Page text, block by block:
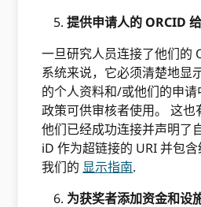
提供申请人的 ORCID
一旦研究人员连接了他们的
系统来说，它必须清楚地显
的个人资料和/或他们的申
政策可供审核者使用。 这
他们已经成功连接并声明了
iD 作为超链接的 URI 并包
我们的 显示指南.
为获奖者添加资金和设